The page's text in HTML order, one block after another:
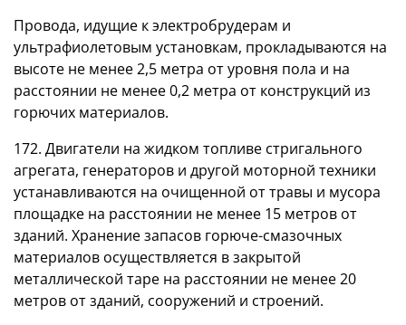
Провода, идущие к электробрудерам и
ультрафиолетовым установкам, прокладываются на
высоте не менее 2,5 метра от уровня пола и на
расстоянии не менее 0,2 метра от конструкций из
горючих материалов.
172. Двигатели на жидком топливе стригального
агрегата, генераторов и другой моторной техники
устанавливаются на очищенной от травы и мусора
площадке на расстоянии не менее 15 метров от
зданий. Хранение запасов горюче-смазочных
материалов осуществляется в закрытой
металлической таре на расстоянии не менее 20
метров от зданий, сооружений и строений.